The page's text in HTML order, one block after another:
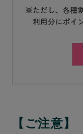
【ご注意】